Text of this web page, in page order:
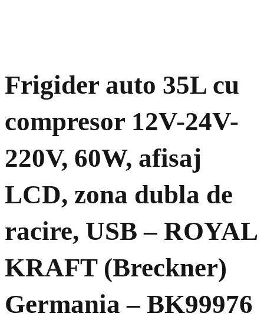
Frigider auto 35L cu
compresor 12V-24V-
220V, 60W, afisaj
LCD, zona dubla de
racire, USB – ROYAL
KRAFT (Breckner)
Germania – BK99976